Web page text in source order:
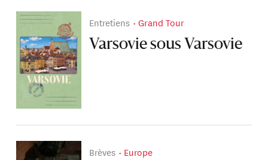
Entretiens Grand Tour
Varsovie sous Varsovie
Brèves Europe